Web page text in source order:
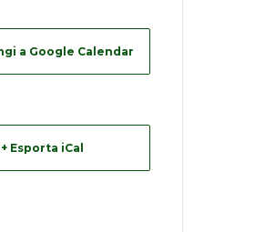
a Google Calendar
+ Esporta iCal